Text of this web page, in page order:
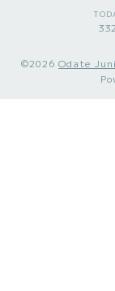
332
©2026 Odate